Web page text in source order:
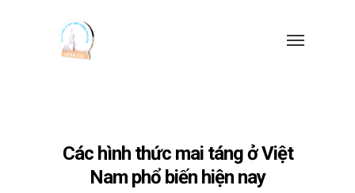
Các hình thức mai táng ở Việt
Nam phổ biến hiện nay